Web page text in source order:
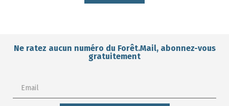
Ne ratez aucun numéro du Forêt.Mail, abonnez-vous
gratuitement